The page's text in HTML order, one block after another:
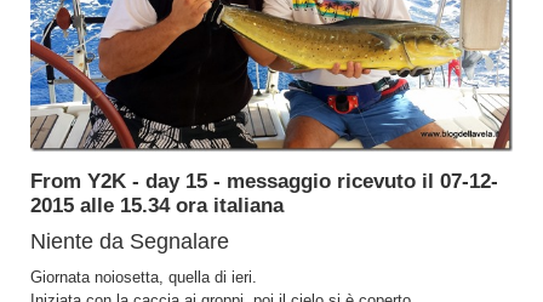
From Y2K - day 15 - messaggio ricevuto il 07-12-
2015 alle 15.34 ora italiana
Niente da Segnalare
Giornata noiosetta, quella di ieri.